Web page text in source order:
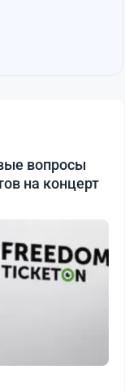
вопросы
на концерт